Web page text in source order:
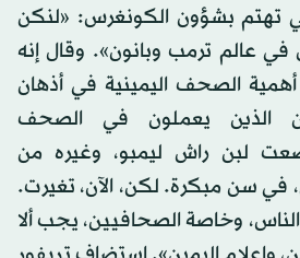
تهتم بشؤون الكونغرس: «لنكن
عالم ترمب وبانون». وقال إنه
الصحف اليمينية في أذهان
الذين يعملون في الصحف
لبن راش ليمبو، وغيره من
في سن مبكرة. لكن، الآن، تغيرت.
وخاصة الصحافيين، يجب ألا